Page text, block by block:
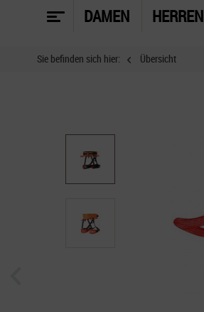
DAMEN HERREN
Sie befinden sich hier: Übersicht